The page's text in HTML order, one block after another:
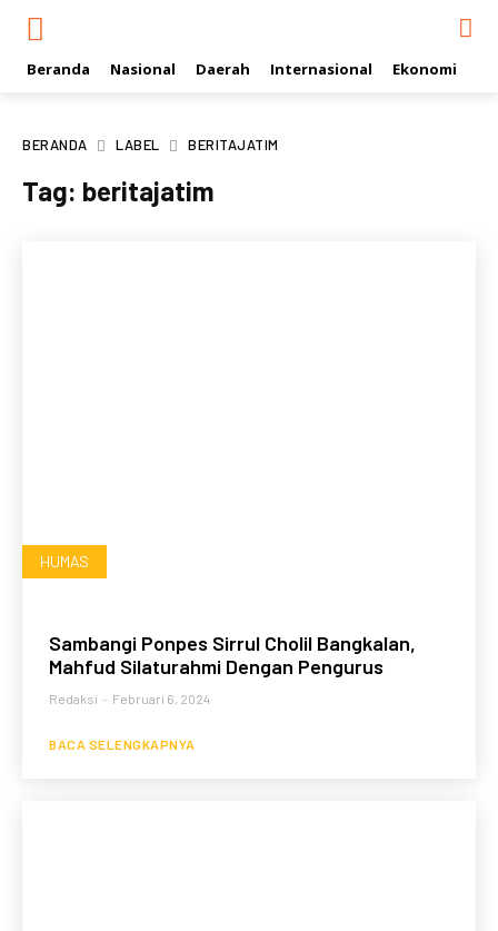
Beranda Nasional Daerah Internasional Ekonomi
BERANDA LABEL BERITAJATIM
Tag: beritajatim
HUMAS
Sambangi Ponpes Sirrul Cholil Bangkalan,
Mahfud Silaturahmi Dengan Pengurus
Redaksi - Februari 6, 2024
BACA SELENGKAPNYA